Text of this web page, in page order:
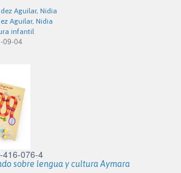
Aguilar, Nidia
Aguilar, Nidia
infantil
09-04
416-076-4
sobre lengua y cultura Aymara